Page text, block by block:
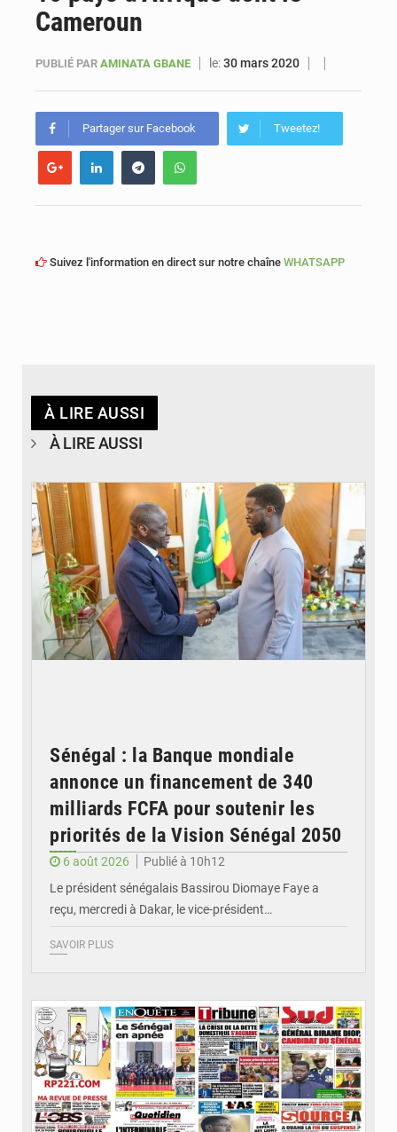
Cameroun
PUBLIÉ PAR AMINATA GBANE le:30 mars 2020
Partager sur Facebook Tweetez!
Suivez l'information en direct sur notre chaîne WHATSAPP
À LIRE AUSSI
À LIRE AUSSI
Sénégal : la Banque mondiale
annonce un financement de 340
milliards FCFA pour soutenir les
priorités de la Vision Sénégal 2050
6 août 2026
Publié à 10h12
Le président sénégalais Bassirou Diomaye Faye a
reçu, mercredi à Dakar, le vice-président…
SAVOIR PLUS